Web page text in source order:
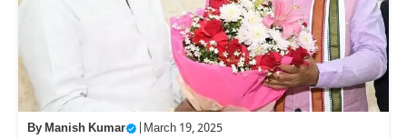
ByManish Kumar March 19, 2025